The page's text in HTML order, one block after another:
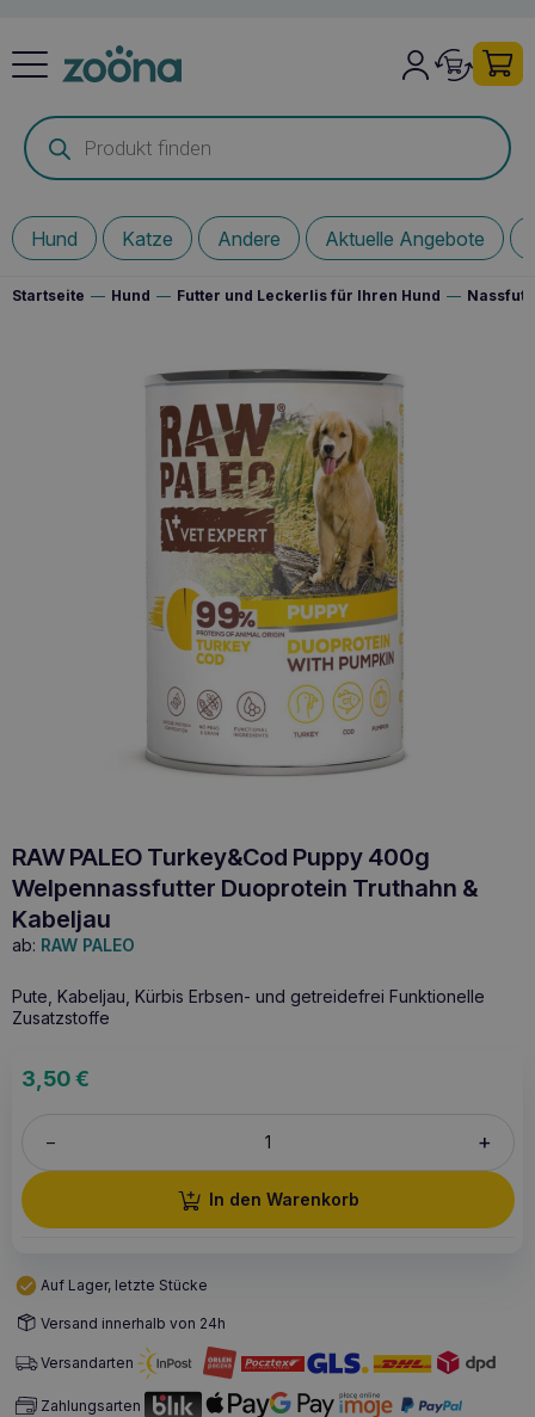
Products
search
Hund Katze Andere Aktuelle Angebote
Startseite — Hund — Futter und Leckerlis für Ihren Hund —
RAW PALEO Turkey&Cod Puppy 400g
Welpennassfutter Duoprotein Truthahn &
Kabeljau
ab: RAW PALEO
Pute, Kabeljau, Kürbis Erbsen- und getreidefrei Funktionelle
Zusatzstoffe
3,50€
– +
In den Warenkorb
Auf Lager, letzte Stücke
Versand innerhalb von 24h
Versandarten
Zahlungsarten